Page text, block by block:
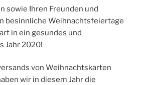
sowie Ihren Freunden und
besinnliche Weihnachtsfeiertage
in ein gesundes und
Jahr 2020!
von Weihnachtskarten
wir in diesem Jahr die